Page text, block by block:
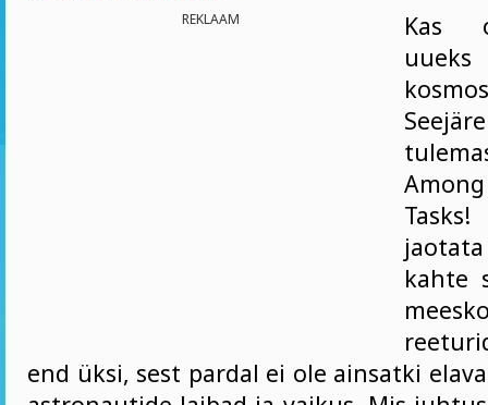
REKLAAM
Kas
uueks
kahte
end üksi, sest pardal ei ole ainsatki